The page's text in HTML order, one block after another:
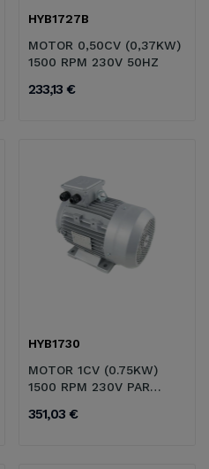
HYB1727B
MOTOR 0,50CV (0,37KW)
1500 RPM 230V 50HZ
233,13 €
HYB1730
MOTOR 1CV (0.75KW)
1500 RPM 230V PAR
351,03 €